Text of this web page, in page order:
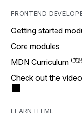
FRONTEND
Getting started
Core modules
MDN Curriculum
Check out the
LEARN HTML